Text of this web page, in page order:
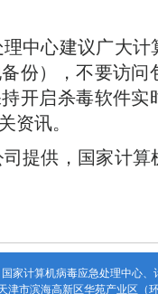
中心建议广大
份），不要访
开启杀毒软件
资讯。
提供，国家计
家计算机病毒应急处理中心
津市滨海高新区华苑产业区